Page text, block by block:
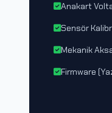
Anakart
Sensör
Mekanik
Firmware